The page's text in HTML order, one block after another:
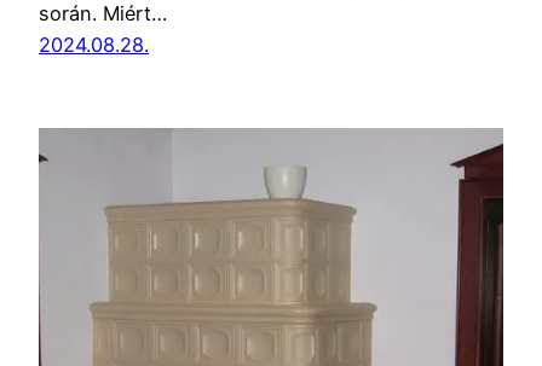
során. Miért…
2024.08.28.